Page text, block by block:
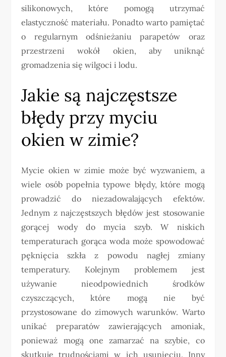
silikonowych, które pomogą utrzymać
elastyczność materiału. Ponadto warto pamiętać
o regularnym odśnieżaniu parapetów oraz
przestrzeni wokół okien, aby uniknąć
gromadzenia się wilgoci i lodu.
Jakie są najczęstsze
błędy przy myciu
okien w zimie?
Mycie okien w zimie może być wyzwaniem, a
wiele osób popełnia typowe błędy, które mogą
prowadzić do niezadowalających efektów.
Jednym z najczęstszych błędów jest stosowanie
gorącej wody do mycia szyb. W niskich
temperaturach gorąca woda może spowodować
pęknięcia szkła z powodu nagłej zmiany
temperatury. Kolejnym problemem jest
używanie nieodpowiednich środków
czyszczących, które mogą nie być
przystosowane do zimowych warunków. Warto
unikać preparatów zawierających amoniak,
ponieważ mogą one zamarzać na szybie, co
skutkuje trudnościami w ich usunięciu. Inny